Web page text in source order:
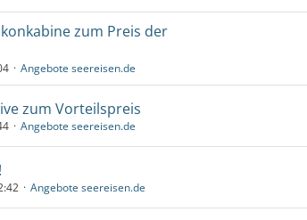
zum Preis der
Angebote seereisen.de
zum Vorteilspreis
Angebote seereisen.de
Angebote seereisen.de